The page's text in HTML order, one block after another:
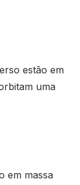
estão em
uma
em massa